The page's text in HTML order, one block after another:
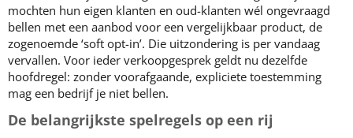
mochten hun eigen klanten en oud-klanten wél ongevraagd
bellen met een aanbod voor een vergelijkbaar product, de
zogenoemde ‘soft opt-in’. Die uitzondering is per vandaag
vervallen. Voor ieder verkoopgesprek geldt nu dezelfde
hoofdregel: zonder voorafgaande, expliciete toestemming
mag een bedrijf je niet bellen.
De belangrijkste spelregels op een rij